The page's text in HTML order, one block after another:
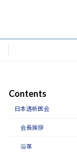
Contents
日本透析医会
会長挨拶
沿革